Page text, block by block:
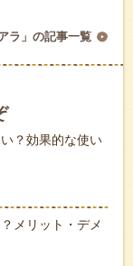
ラ」の記事一覧
？効果的な使い
メリット・デメ